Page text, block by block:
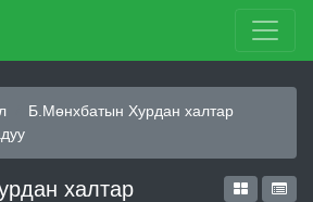
Б.Мөнхбатын Хурдан халтар
халтар